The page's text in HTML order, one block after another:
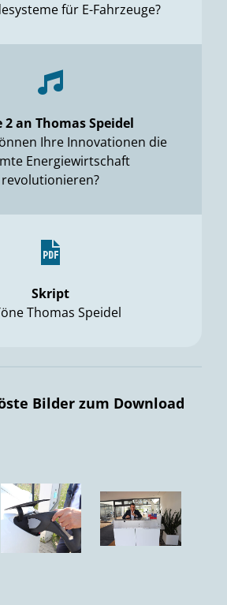
für E-Fahrzeuge?
2 an Thomas Speidel
Ihre Innovationen die
Energiewirtschaft
revolutionieren?
Skript
Thomas Speidel
Bilder zum Download